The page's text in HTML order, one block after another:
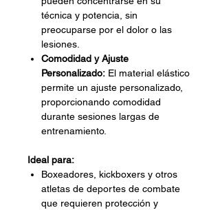
técnica y potencia, sin
preocuparse por el dolor o las
lesiones.
Comodidad y Ajuste
Personalizado: El material elástico
permite un ajuste personalizado,
proporcionando comodidad
durante sesiones largas de
entrenamiento.
Ideal para:
Boxeadores, kickboxers y otros
atletas de deportes de combate
que requieren protección y